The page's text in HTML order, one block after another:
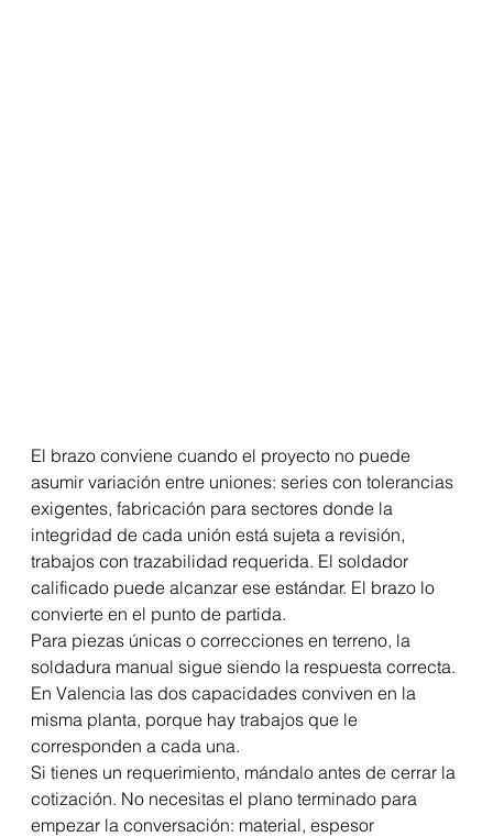
El brazo conviene cuando el proyecto no puede
asumir variación entre uniones: series con tolerancias
exigentes, fabricación para sectores donde la
integridad de cada unión está sujeta a revisión,
trabajos con trazabilidad requerida. El soldador
calificado puede alcanzar ese estándar. El brazo lo
convierte en el punto de partida.
Para piezas únicas o correcciones en terreno, la
soldadura manual sigue siendo la respuesta correcta.
En Valencia las dos capacidades conviven en la
misma planta, porque hay trabajos que le
corresponden a cada una.
Si tienes un requerimiento, mándalo antes de cerrar la
cotización. No necesitas el plano terminado para
empezar la conversación: material, espesor